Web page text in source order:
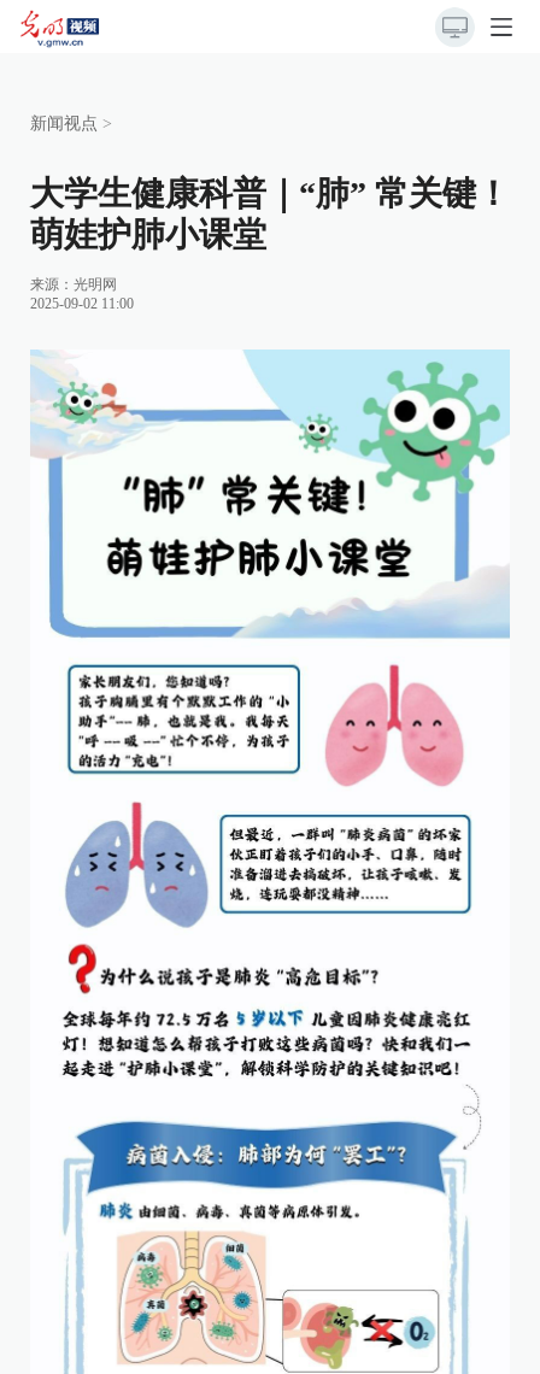
新闻视点 >
大学生健康科普｜“肺” 常关键！
萌娃护肺小课堂
来源： 光明网
2025-09-02 11:00